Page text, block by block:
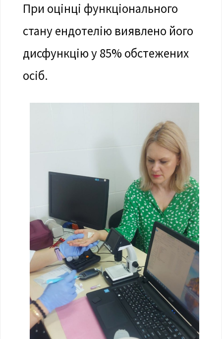
При оцінці функціонального
стану ендотелію виявлено його
дисфункцію у 85% обстежених
осіб.